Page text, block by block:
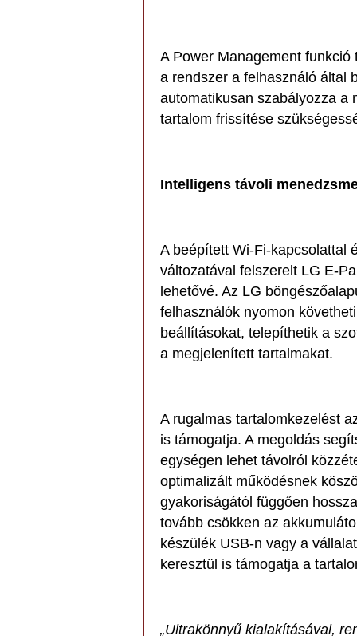
A Power Management
a rendszer a felhasználó által
automatikusan szabályozza a
tartalom frissítése
Intelligens távoli
A beépített Wi-Fi-kapcsolattal
változatával felszerelt LG E-
lehetővé. Az LG
felhasználók nyomon
beállításokat, telepíthetik a
a megjelenített tartalmakat.
A rugalmas tartalomkezelést
is támogatja. A megoldás
egységen lehet távolról
optimalizált működésnek
gyakoriságától függően
tovább csökken az
készülék USB-n vagy a
keresztül is támogatja a
„Ultrakönnyű kialakításával,